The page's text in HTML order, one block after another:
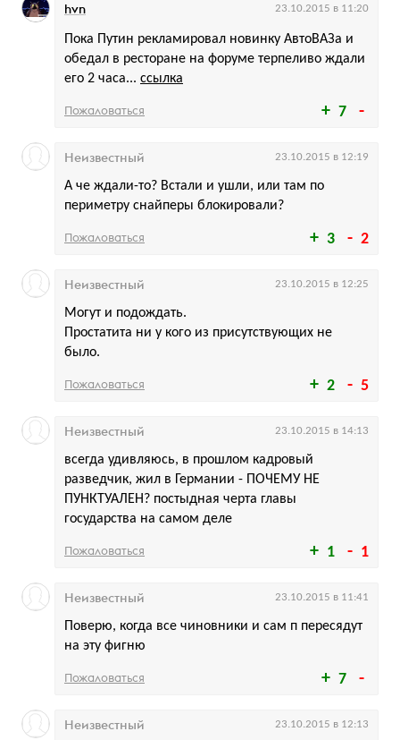
7
Пока Путин рекламировал новинку АвтоВАЗа и
обедал в ресторане на форуме терпеливо ждали
его 2 часа... ссылка
hvn 23.10.2015 в 11:20
Пожаловаться
3 2
А че ждали-то? Встали и ушли, или там по
периметру снайперы блокировали?
Неизвестный 23.10.2015 в 12:19
Пожаловаться
2 5
Могут и подождать.
Простатита ни у кого из присутствующих не
было.
Неизвестный 23.10.2015 в 12:25
Пожаловаться
1 1
всегда удивляюсь, в прошлом кадровый
разведчик, жил в Германии - ПОЧЕМУ НЕ
ПУНКТУАЛЕН? постыдная черта главы
государства на самом деле
Неизвестный 23.10.2015 в 14:13
Пожаловаться
7
Поверю, когда все чиновники и сам п пересядут
на эту фигню
Неизвестный 23.10.2015 в 11:41
Пожаловаться
Неизвестный 23.10.2015 в 12:13